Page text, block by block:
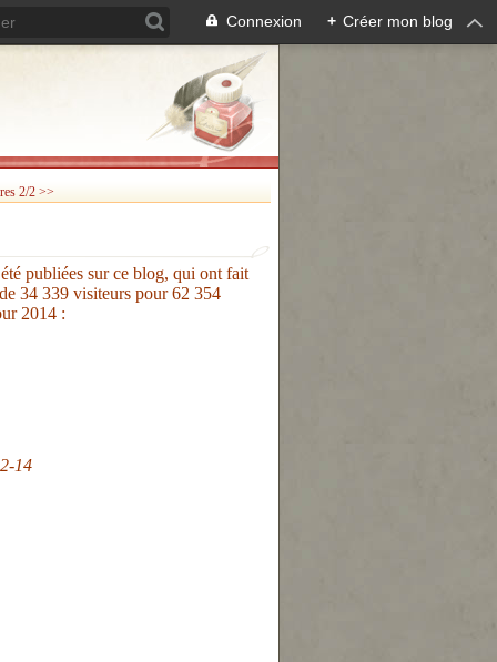
Connexion + Créer mon blog
2/2 >>
publiées sur ce blog, qui ont fait
34 339 visiteurs pour 62 354
2014 :
14